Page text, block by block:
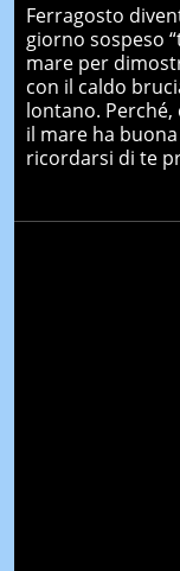
Ferragosto
giorno sospeso
mare per
con il caldo
lontano. Perché,
il mare ha
ricordarsi di te